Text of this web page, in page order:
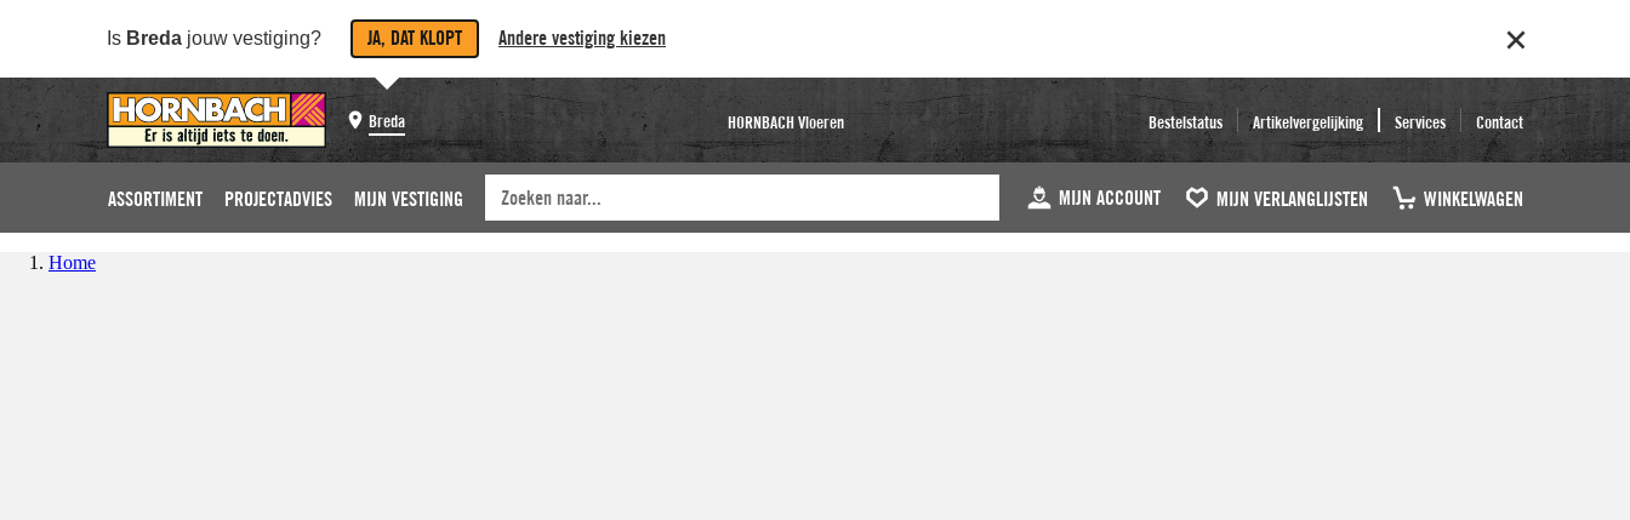
Is Breda jouw vestiging? JA, DAT KLOPT Andere vestiging kiezen
Breda HORNBACH Vloeren Bestelstatus Artikelvergelijking Services Contact
ASSORTIMENT PROJECTADVIES MIJN VESTIGING MIJN ACCOUNT MIJN VERLANGLIJSTEN WINKELWAGEN
Home